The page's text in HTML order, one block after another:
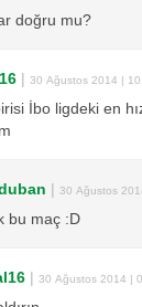
doğru mu?
| 30 Ağustos 2014 |
İbo ligdeki en
| 30 Ağustos
bu maç :D
| 30 Ağustos 2014 |